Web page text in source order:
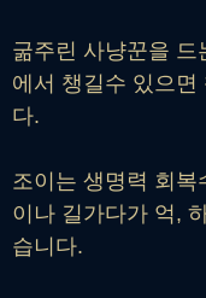
굶주린 사냥꾼을
에서 챙길수 있으면
다.
조이는 생명력 회복
이나 길가다가 억,
습니다.